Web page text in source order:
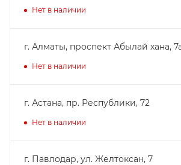
Нет в наличии
г. Алматы, проспект Абылай хана,
Нет в наличии
г. Астана, пр. Республики, 72
Нет в наличии
г. Павлодар, ул. Желтоксан, 7